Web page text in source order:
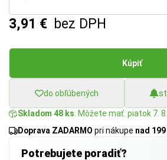
3,91 € bez DPH
Kúpiť
do obľúbených
Skladom 48 ks . Môžete mať: piatok 7. 8.
Doprava ZADARMO pri nákupe nad
Potrebujete poradiť?